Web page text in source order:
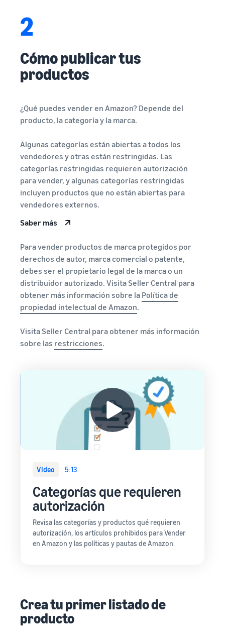
2
Cómo publicar tus
productos
¿Qué puedes vender en Amazon? Depende del
producto, la categoría y la marca.
Algunas categorías están abiertas a todos los
vendedores y otras están restringidas. Las
categorías restringidas requieren autorización
para vender, y algunas categorías restringidas
incluyen productos que no están abiertas para
vendedores externos.
Saber más
Para vender productos de marca protegidos por
derechos de autor, marca comercial o patente,
debes ser el propietario legal de la marca o un
distribuidor autorizado. Visita Seller Central para
obtener más información sobre la Política de
propiedad intelectual de Amazon.
Visita Seller Central para obtener más información
sobre las restricciones.
Vídeo 5:13
Categorías que requieren
autorización
Revisa las categorías y productos qué requieren
autorización, los artículos prohibidos para Vender
en Amazon y las políticas y pautas de Amazon.
Crea tu primer listado de
producto